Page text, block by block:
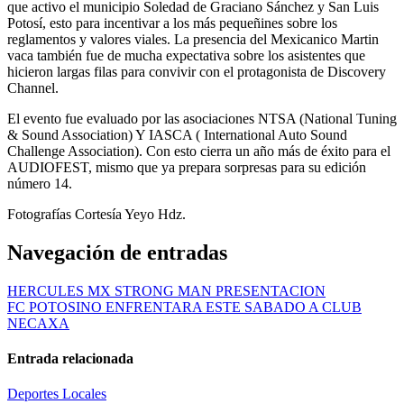
que activo el municipio Soledad de Graciano Sánchez y San Luis
Potosí, esto para incentivar a los más pequeñines sobre los
reglamentos y valores viales. La presencia del Mexicanico Martin
vaca también fue de mucha expectativa sobre los asistentes que
hicieron largas filas para convivir con el protagonista de Discovery
Channel.
El evento fue evaluado por las asociaciones NTSA (National Tuning
& Sound Association) Y IASCA ( International Auto Sound
Challenge Association). Con esto cierra un año más de éxito para el
AUDIOFEST, mismo que ya prepara sorpresas para su edición
número 14.
Fotografías Cortesía Yeyo Hdz.
Navegación de entradas
HERCULES MX STRONG MAN PRESENTACION
FC POTOSINO ENFRENTARA ESTE SABADO A CLUB
NECAXA
Entrada relacionada
Deportes Locales